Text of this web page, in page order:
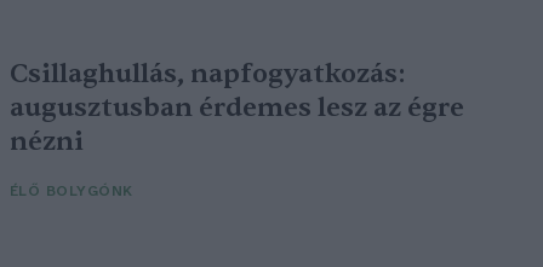
Csillaghullás, napfogyatkozás:
augusztusban érdemes lesz az égre
nézni
ÉLŐ BOLYGÓNK